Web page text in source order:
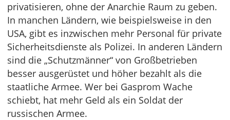
privatisieren, ohne der Anarchie Raum zu geben.
In manchen Ländern, wie beispielsweise in den
USA, gibt es inzwischen mehr Personal für private
Sicherheitsdienste als Polizei. In anderen Ländern
sind die „Schutzmänner“ von Großbetrieben
besser ausgerüstet und höher bezahlt als die
staatliche Armee. Wer bei Gasprom Wache
schiebt, hat mehr Geld als ein Soldat der
russischen Armee.